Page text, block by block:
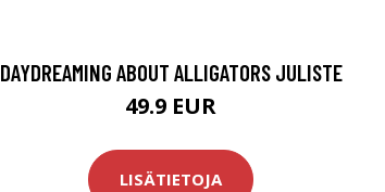
DAYDREAMING ABOUT ALLIGATORS JULISTE
49.9 EUR
LISÄTIETOJA